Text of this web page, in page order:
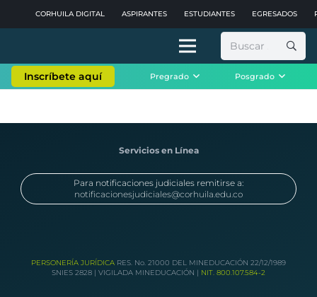
CORHUILA DIGITAL ASPIRANTES ESTUDIANTES EGRESADOS
Buscar:
Inscríbete aquí Pregrado Posgrado
Servicios en Línea
Para notificaciones judiciales remitirse a:
notificacionesjudiciales@corhuila.edu.co
PERSONERÍA JURÍDICA RES. No. 21000 DEL MINEDUCACIÓN 22/12/1989
SNIES 2828 | VIGILADA MINEDUCACIÓN | NIT. 800.107.584-2